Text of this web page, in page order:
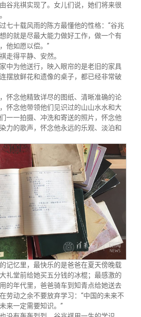
谷兆祺实现了。女儿们说，她们将来很
七十载风雨的陈方最懂他的性格：“谷兆
的就是尽最大能力做好工作，做一个有
他如愿以偿。”
走得平静、安然。
中为他送行，映入眼帘的是老旧的家具
摆放鲜花和遗像的桌子，都已经非常破
怀念他精致详尽的图纸、清晰准确的论
怀念他带领他们见识过的山山水水和大
一一拍摄、冲洗和寄送的照片，怀念他
力的歌声，怀念他永远的乐观、淡泊和
记忆里，最快乐的是爸爸在夏天傍晚载
礼堂前给她买五分钱的冰棍；最感激的
的年代里，爸爸骑车到知青点给她送去
劳动之余不要放弃学习：“中国的未来不
来一定需要知识。”